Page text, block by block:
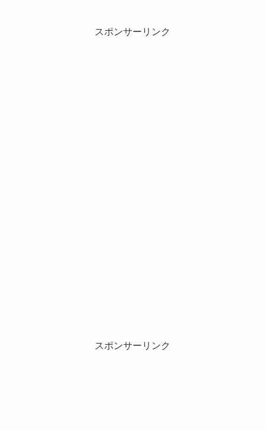
スポンサーリンク
スポンサーリンク